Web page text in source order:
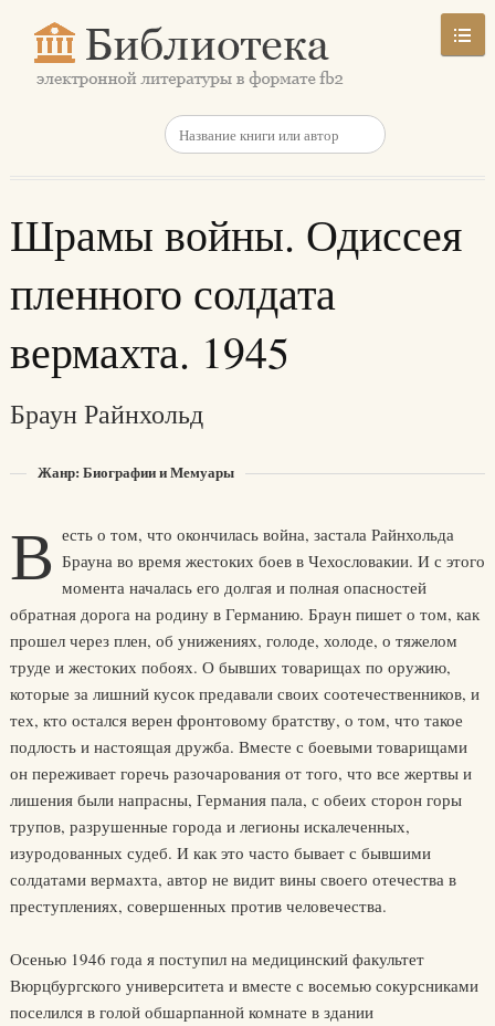
Шрамы войны. Одиссея
пленного солдата
вермахта. 1945
Браун Райнхольд
Жанр: Биографии и Мемуары
В есть о том, что окончилась война, застала Райнхольда
Брауна во время жестоких боев в Чехословакии. И с этого
момента началась его долгая и полная опасностей
обратная дорога на родину в Германию. Браун пишет о том, как
прошел через плен, об унижениях, голоде, холоде, о тяжелом
труде и жестоких побоях. О бывших товарищах по оружию,
которые за лишний кусок предавали своих соотечественников, и
тех, кто остался верен фронтовому братству, о том, что такое
подлость и настоящая дружба. Вместе с боевыми товарищами
он переживает горечь разочарования от того, что все жертвы и
лишения были напрасны, Германия пала, с обеих сторон горы
трупов, разрушенные города и легионы искалеченных,
изуродованных судеб. И как это часто бывает с бывшими
солдатами вермахта, автор не видит вины своего отечества в
преступлениях, совершенных против человечества.
Осенью 1946 года я поступил на медицинский факультет
Вюрцбургского университета и вместе с восемью сокурсниками
поселился в голой обшарпанной комнате в здании